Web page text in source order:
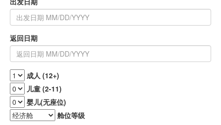
返回日期
成人 (12+)
儿童 (2-11)
婴儿(无座位)
舱位等级